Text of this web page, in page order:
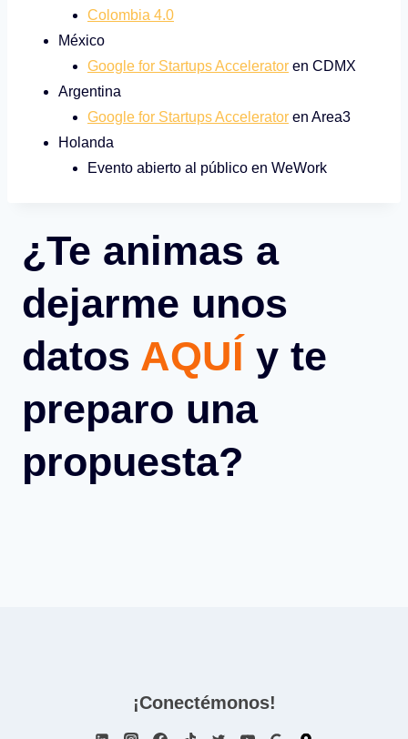
Colombia 4.0
México
Google for Startups Accelerator en CDMX
Argentina
Google for Startups Accelerator en Area3
Holanda
Evento abierto al público en WeWork
¿Te animas a
dejarme unos
datos AQUÍ y te
preparo una
propuesta?
¡Conectémonos!